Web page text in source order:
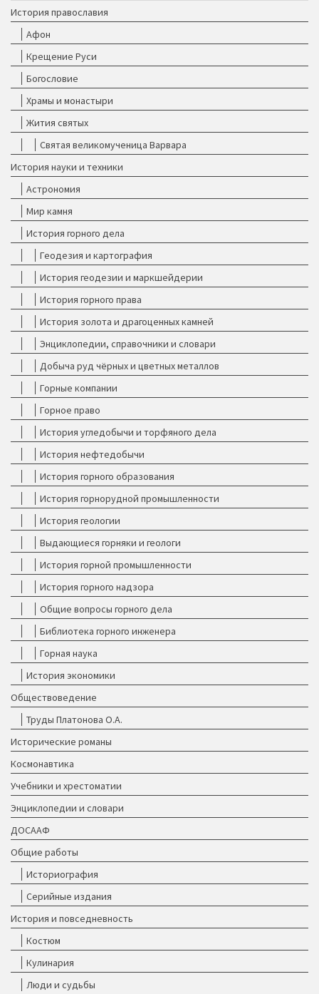
История православия
Афон
Крещение Руси
Богословие
Храмы и монастыри
Жития святых
Святая великомученица Варвара
История науки и техники
Астрономия
Мир камня
История горного дела
Геодезия и картография
История геодезии и маркшейдерии
История горного права
История золота и драгоценных камней
Энциклопедии, справочники и словари
Добыча руд чёрных и цветных металлов
Горные компании
Горное право
История угледобычи и торфяного дела
История нефтедобычи
История горного образования
История горнорудной промышленности
История геологии
Выдающиеся горняки и геологи
История горной промышленности
История горного надзора
Общие вопросы горного дела
Библиотека горного инженера
Горная наука
История экономики
Обществоведение
Труды Платонова О.А.
Исторические романы
Космонавтика
Учебники и хрестоматии
Энциклопедии и словари
ДОСААФ
Общие работы
Историография
Серийные издания
История и повседневность
Костюм
Кулинария
Люди и судьбы